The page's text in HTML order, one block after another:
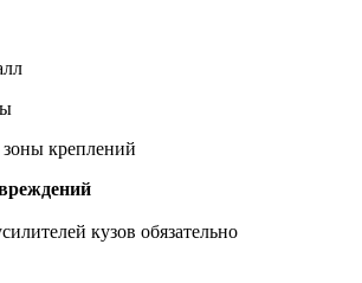
зоны креплений
кузов обязательно